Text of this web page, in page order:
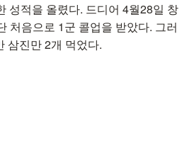
성적을 올렸다. 드디어 4월28일 창
처음으로 1군 콜업을 받았다. 그러
삼진만 2개 먹었다.